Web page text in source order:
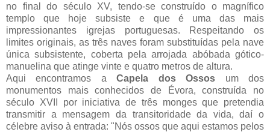
no final do século XV, tendo-se construído o magnífico
templo que hoje subsiste e que é uma das mais
impressionantes igrejas portuguesas. Respeitando os
limites originais, as três naves foram substituídas pela nave
única subsistente, coberta pela arrojada abóbada gótico-
manuelina que atinge vinte e quatro metros de altura.
Aqui encontramos a Capela dos Ossos um dos
monumentos mais conhecidos de Évora, construída no
século XVII por iniciativa de três monges que pretendia
transmitir a mensagem da transitoridade da vida, daí o
célebre aviso à entrada: "Nós ossos que aqui estamos pelos